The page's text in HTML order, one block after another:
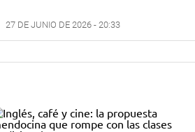
27 DE JUNIO DE 2026 - 20:33